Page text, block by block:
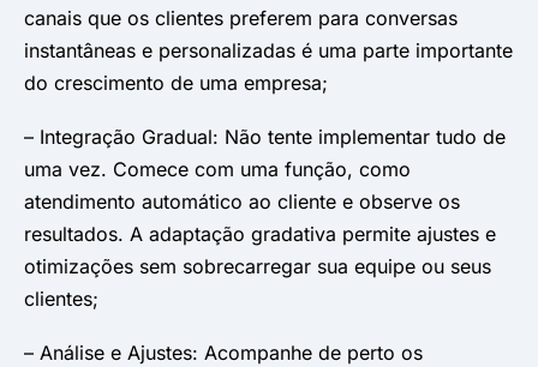
canais que os clientes preferem para conversas
instantâneas e personalizadas é uma parte importante
do crescimento de uma empresa;
– Integração Gradual: Não tente implementar tudo de
uma vez. Comece com uma função, como
atendimento automático ao cliente e observe os
resultados. A adaptação gradativa permite ajustes e
otimizações sem sobrecarregar sua equipe ou seus
clientes;
– Análise e Ajustes: Acompanhe de perto os